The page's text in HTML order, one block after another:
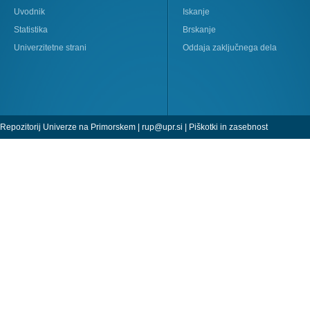
Uvodnik
Statistika
Univerzitetne strani
Iskanje
Brskanje
Oddaja zaključnega dela
Repozitorij Univerze na Primorskem | rup@upr.si Piškotki in zasebnost